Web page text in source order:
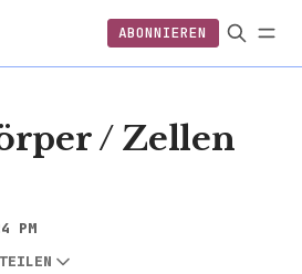
ABONNIEREN
FOLGEN
/ Zellen
PM
TEILEN